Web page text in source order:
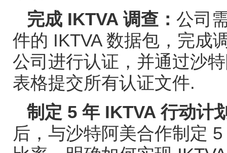
完成 IKTVA 调查： 公司
件的 IKTVA 数据包，完成
公司进行认证，并通过沙
表格提交所有认证文件.
制定 5 年 IKTVA行动计
后，与沙特阿美合作制定 5